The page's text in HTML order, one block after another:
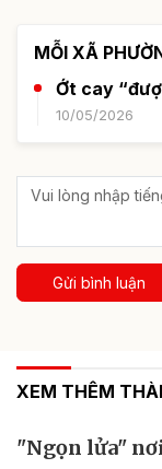
MỖI XÃ
Ớt cay
10/05/2026
Gửi bình luận
XEM THÊM
"Ngọn lửa"